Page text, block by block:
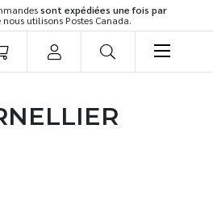
sont expédiées une fois par
nous utilisons Postes Canada.